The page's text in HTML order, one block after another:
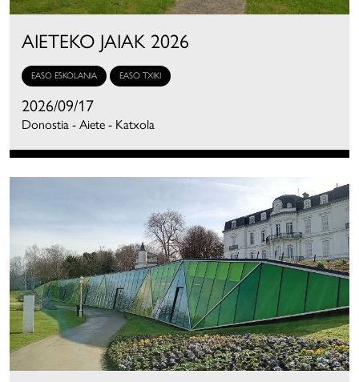
AIETEKO JAIAK 2026
EASO ESKOLANIA EASO TXIKI
2026/09/17
Donostia - Aiete - Katxola